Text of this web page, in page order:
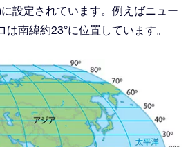
設定されています。例えばニュー
南緯約23°に位置しています。